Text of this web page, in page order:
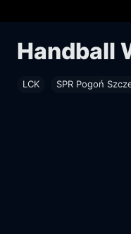
Handball
LCK SPR Pogoń